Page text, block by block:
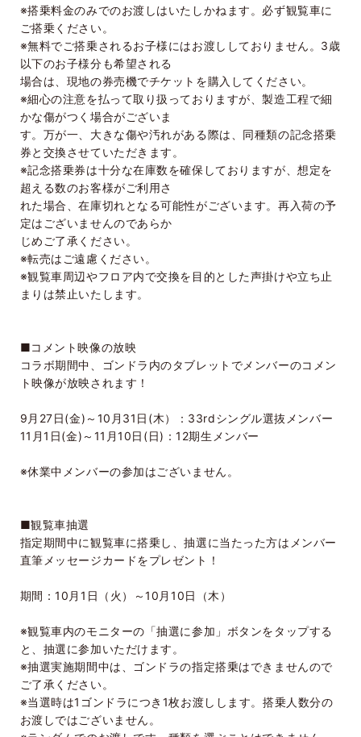
※搭乗料金のみでのお渡しはいたしかねます。必ず観覧車に
ご搭乗ください。
※無料でご搭乗されるお子様にはお渡ししておりません。3歳
以下のお子様分も希望される
場合は、現地の券売機でチケットを購入してください。
※細心の注意を払って取り扱っておりますが、製造工程で細
かな傷がつく場合がございま
す。万が一、大きな傷や汚れがある際は、同種類の記念搭乗
券と交換させていただきます。
※記念搭乗券は十分な在庫数を確保しておりますが、想定を
超える数のお客様がご利用さ
れた場合、在庫切れとなる可能性がございます。再入荷の予
定はございませんのであらか
じめご了承ください。
※転売はご遠慮ください。
※観覧車周辺やフロア内で交換を目的とした声掛けや立ち止
まりは禁止いたします。
■コメント映像の放映
コラボ期間中、ゴンドラ内のタブレットでメンバーのコメン
ト映像が放映されます！
9月27日(金)～10月31日(木）：33rdシングル選抜メンバー
11月1日(金)～11月10日(日)：12期生メンバー
※休業中メンバーの参加はございません。
■観覧車抽選
指定期間中に観覧車に搭乗し、抽選に当たった方はメンバー
直筆メッセージカードをプレゼント！
期間：10月1日（火）～10月10日（木）
※観覧車内のモニターの「抽選に参加」ボタンをタップする
と、抽選に参加いただけます。
※抽選実施期間中は、ゴンドラの指定搭乗はできませんので
ご了承ください。
※当選時は1ゴンドラにつき1枚お渡しします。搭乗人数分の
お渡しではございません。